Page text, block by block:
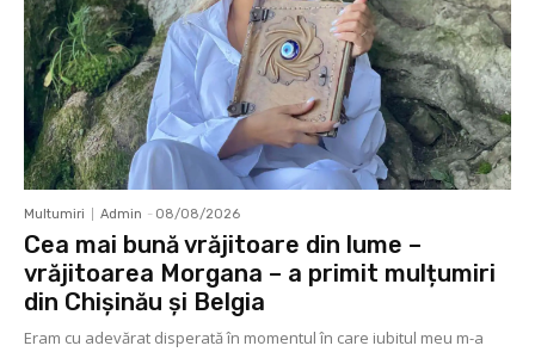
Multumiri Admin - 08/08/2026
Cea mai bună vrăjitoare din lume –
vrăjitoarea Morgana – a primit mulțumiri
din Chișinău și Belgia
Eram cu adevărat disperată în momentul în care iubitul meu m-a